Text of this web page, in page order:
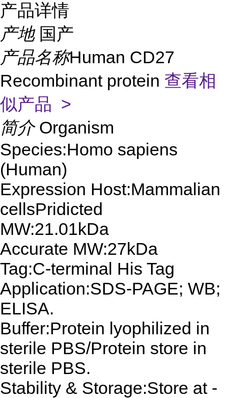
产品详情
产地 国产
产品名称Human CD27
Recombinant protein 查看相
似产品 >
简介 Organism
Species:Homo sapiens
(Human)
Expression Host:Mammalian
cellsPridicted
MW:21.01kDa
Accurate MW:27kDa
Tag:C-terminal His Tag
Application:SDS-PAGE; WB;
ELISA.
Buffer:Protein lyophilized in
sterile PBS/Protein store in
sterile PBS.
Stability & Storage:Store at -